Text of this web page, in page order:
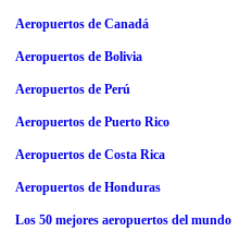
Aeropuertos de Canadá
Aeropuertos de Bolivia
Aeropuertos de Perú
Aeropuertos de Puerto Rico
Aeropuertos de Costa Rica
Aeropuertos de Honduras
Los 50 mejores aeropuertos del mundo